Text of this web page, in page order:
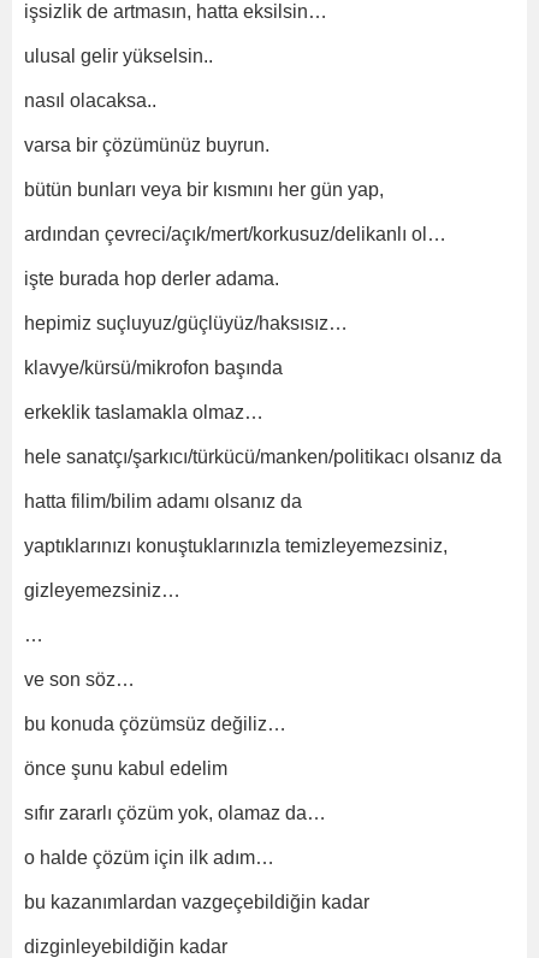
işsizlik de artmasın, hatta eksilsin…
ulusal gelir yükselsin..
nasıl olacaksa..
varsa bir çözümünüz buyrun.
bütün bunları veya bir kısmını her gün yap,
ardından çevreci/açık/mert/korkusuz/delikanlı ol…
işte burada hop derler adama.
hepimiz suçluyuz/güçlüyüz/haksısız…
klavye/kürsü/mikrofon başında
erkeklik taslamakla olmaz…
hele sanatçı/şarkıcı/türkücü/manken/politikacı olsanız da
hatta filim/bilim adamı olsanız da
yaptıklarınızı konuştuklarınızla temizleyemezsiniz,
gizleyemezsiniz…
…
ve son söz…
bu konuda çözümsüz değiliz…
önce şunu kabul edelim
sıfır zararlı çözüm yok, olamaz da…
o halde çözüm için ilk adım…
bu kazanımlardan vazgeçebildiğin kadar
dizginleyebildiğin kadar